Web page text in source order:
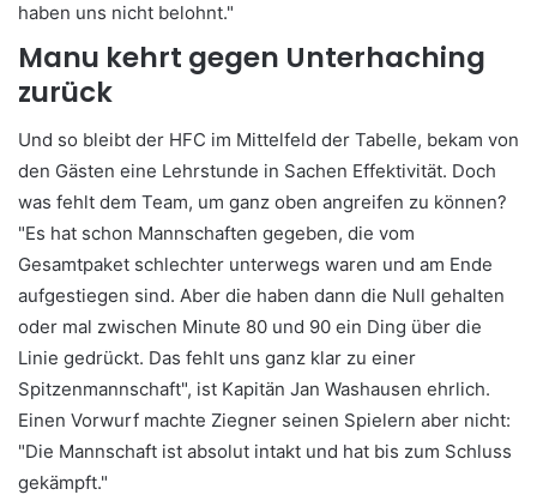
haben uns nicht belohnt."
Manu kehrt gegen Unterhaching
zurück
Und so bleibt der HFC im Mittelfeld der Tabelle, bekam von
den Gästen eine Lehrstunde in Sachen Effektivität. Doch
was fehlt dem Team, um ganz oben angreifen zu können?
"Es hat schon Mannschaften gegeben, die vom
Gesamtpaket schlechter unterwegs waren und am Ende
aufgestiegen sind. Aber die haben dann die Null gehalten
oder mal zwischen Minute 80 und 90 ein Ding über die
Linie gedrückt. Das fehlt uns ganz klar zu einer
Spitzenmannschaft", ist Kapitän Jan Washausen ehrlich.
Einen Vorwurf machte Ziegner seinen Spielern aber nicht:
"Die Mannschaft ist absolut intakt und hat bis zum Schluss
gekämpft."